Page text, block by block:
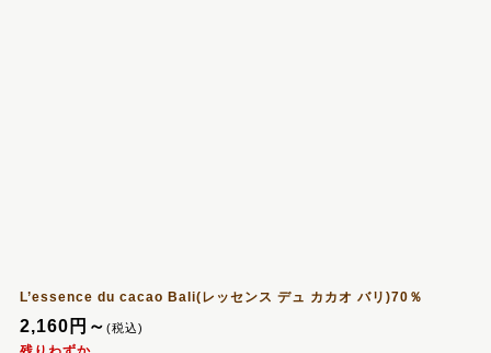
L’essence du cacao Bali(レッセンス デュ カカオ バリ)70％
2,160 円 ～ (税込)